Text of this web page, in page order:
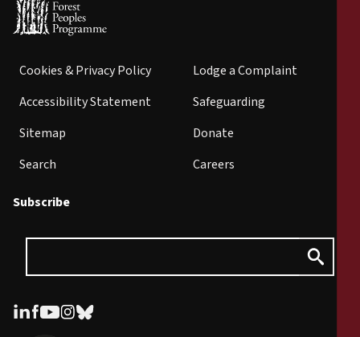
Cookies & Privacy Policy
Accessibility Statement
Sitemap
Search
Lodge a Complaint
Safeguarding
Donate
Careers
Subscribe